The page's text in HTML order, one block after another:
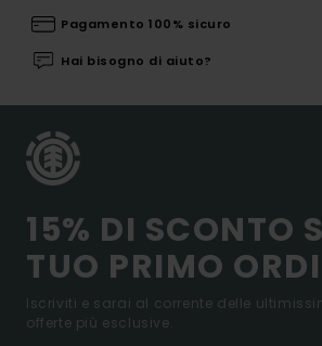
Pagamento 100% sicuro
Hai bisogno di aiuto?
15% DI SCONTO
TUO PRIMO
Iscriviti e sarai al corrente delle
offerte più esclusive.